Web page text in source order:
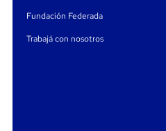
Fundación Federada
Trabajá con nosotros